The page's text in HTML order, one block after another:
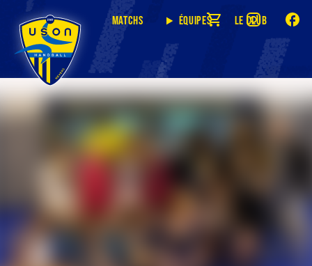
Matchs Équipes Le club